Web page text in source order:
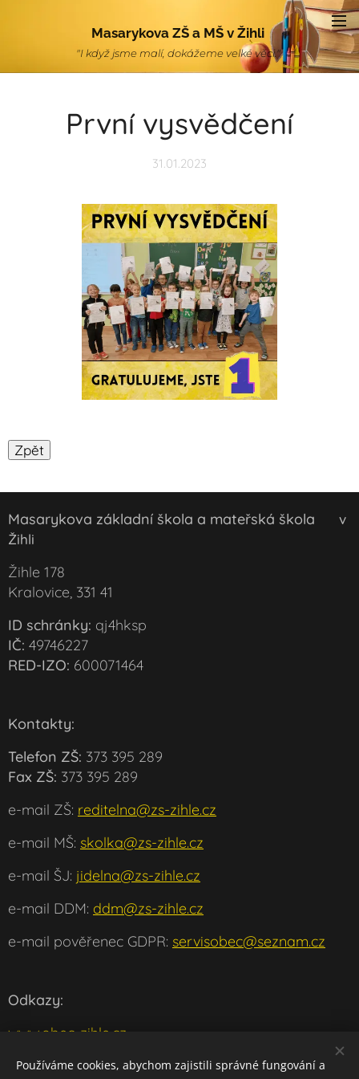
Masarykova ZŠ a MŠ v Žihli
"I když jsme malí, dokážeme velké věci."
První vysvědčení
31.01.2023
Masarykova základní škola a mateřská škola v
Žihli
Žihle 178
Kralovice, 331 41
ID schránky: qj4hksp
IČ: 49746227
RED-IZO: 600071464
Kontakty:
Telefon ZŠ: 373 395 289
Fax ZŠ: 373 395 289
e-mail ZŠ: reditelna@zs-zihle.cz
e-mail MŠ: skolka@zs-zihle.cz
e-mail ŠJ: jidelna@zs-zihle.cz
e-mail DDM: ddm@zs-zihle.cz
e-mail pověřenec GDPR: servisobec@seznam.cz
Odkazy:
www.obec-zihle.cz
www.msmt.cz
Používáme cookies, abychom zajistili správné fungování a